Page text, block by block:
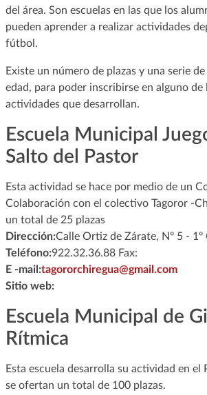
del área. Son escuelas en las que los
pueden aprender a realizar actividades
fútbol.
Existe un número de plazas y una serie
edad, para poder inscribirse en alguno de
actividades que desarrollan.
Escuela Municipal
Salto del Pastor
Esta actividad se hace por medio de un
Colaboración con el colectivo Tagoror -
un total de 25 plazas
Dirección:Calle Ortiz de Zárate, Nº 5 - 1º
Teléfono:922.32.36.88 Fax:
E -mail:tagororchiregua@gmail.com
Sitio web:
Escuela Municipal de
Rítmica
Esta escuela desarrolla su actividad en
se ofertan un total de 100 plazas.